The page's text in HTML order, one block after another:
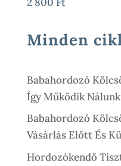
Minden
Babahordozó
Így Működik Nálunk
Babahordozó
Vásárlás Előtt És
Hordozókendő